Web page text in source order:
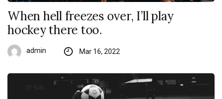
When hell freezes over, I’ll play
hockey there too.
admin Mar 16, 2022